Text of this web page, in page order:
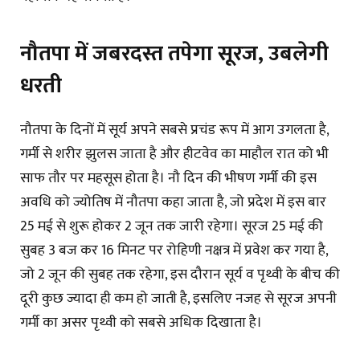
नौतपा में जबरदस्त तपेगा सूरज, उबलेगी
धरती
नौतपा के दिनों में सूर्य अपने सबसे प्रचंड रूप में आग उगलता है,
गर्मी से शरीर झुलस जाता है और हीटवेव का माहौल रात को भी
साफ तौर पर महसूस होता है। नौ दिन की भीषण गर्मी की इस
अवधि को ज्योतिष में नौतपा कहा जाता है, जो प्रदेश में इस बार
25 मई से शुरू होकर 2 जून तक जारी रहेगा। सूरज 25 मई की
सुबह 3 बज कर 16 मिनट पर रोहिणी नक्षत्र में प्रवेश कर गया है,
जो 2 जून की सुबह तक रहेगा, इस दौरान सूर्य व पृथ्वी के बीच की
दूरी कुछ ज्यादा ही कम हो जाती है, इसलिए नजह से सूरज अपनी
गर्मी का असर पृथ्वी को सबसे अधिक दिखाता है।